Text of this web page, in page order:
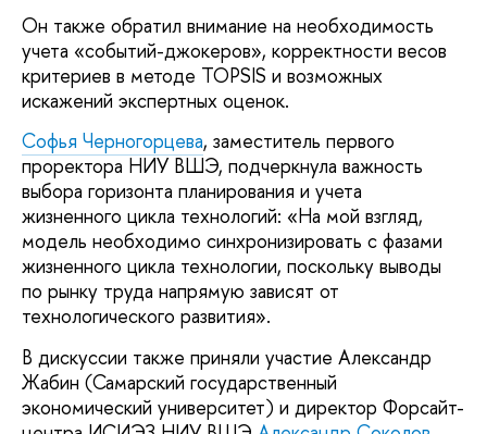
Он также обратил внимание на необходимость
учета «событий-джокеров», корректности весов
критериев в методе TOPSIS и возможных
искажений экспертных оценок.
Софья Черногорцева, заместитель первого
проректора НИУ ВШЭ, подчеркнула важность
выбора горизонта планирования и учета
жизненного цикла технологий: «На мой взгляд,
модель необходимо синхронизировать с фазами
жизненного цикла технологии, поскольку выводы
по рынку труда напрямую зависят от
технологического развития».
В дискуссии также приняли участие Александр
Жабин (Самарский государственный
экономический университет) и директор Форсайт-